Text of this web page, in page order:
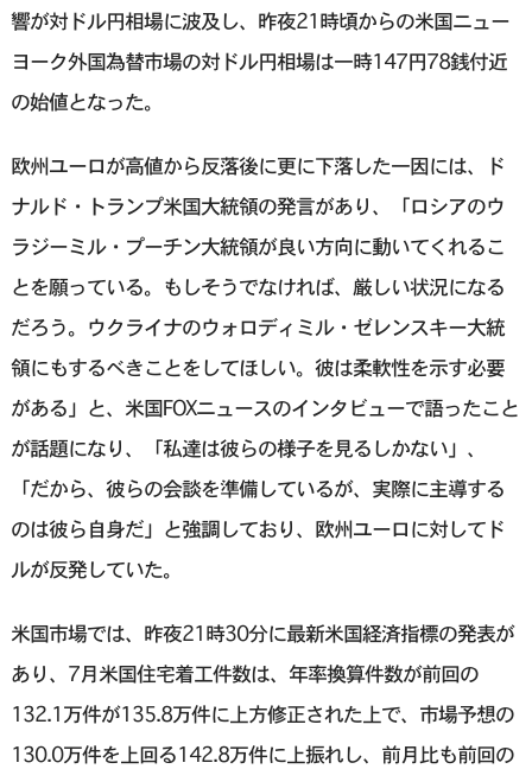
響が対ドル円相場に波及し、昨夜21時頃からの米国ニュー
ヨーク外国為替市場の対ドル円相場は一時147円78銭付近
の始値となった。
欧州ユーロが高値から反落後に更に下落した一因には、ド
ナルド・トランプ米国大統領の発言があり、「ロシアのウ
ラジーミル・プーチン大統領が良い方向に動いてくれるこ
とを願っている。もしそうでなければ、厳しい状況になる
だろう。ウクライナのウォロディミル・ゼレンスキー大統
領にもするべきことをしてほしい。彼は柔軟性を示す必要
がある」と、米国FOXニュースのインタビューで語ったこと
が話題になり、「私達は彼らの様子を見るしかない」、
「だから、彼らの会談を準備しているが、実際に主導する
のは彼ら自身だ」と強調しており、欧州ユーロに対してド
ルが反発していた。
米国市場では、昨夜21時30分に最新米国経済指標の発表が
あり、7月米国住宅着工件数は、年率換算件数が前回の
132.1万件が135.8万件に上方修正された上で、市場予想の
130.0万件を上回る142.8万件に上振れし、前月比も前回の